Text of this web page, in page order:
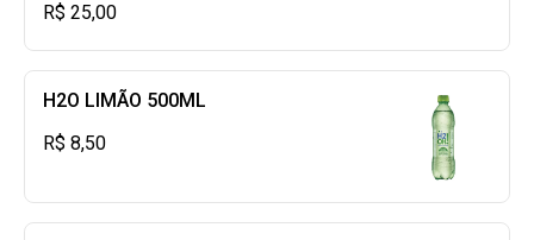
R$ 25,00
H2O LIMÃO 500ML
R$ 8,50